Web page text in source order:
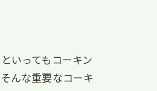
いってもコーキン
んな重要なコーキ